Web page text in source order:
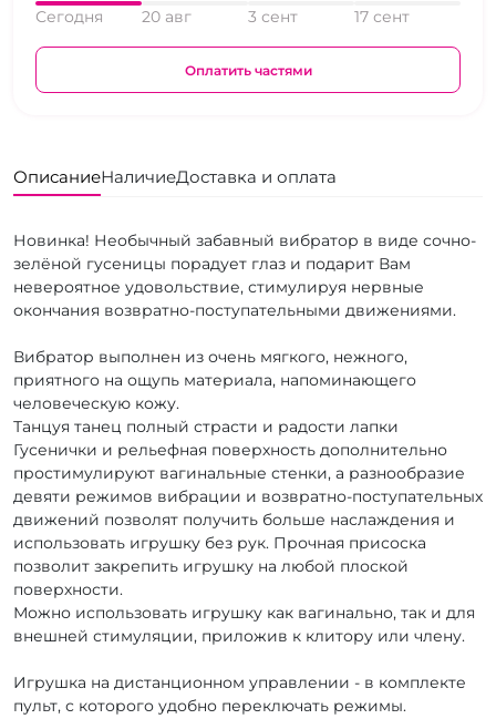
Сегодня 20 авг 3 сент 17 сент
Оплатить частями
ОписаниеНаличиеДоставка и оплата
Новинка! Необычный забавный вибратор в виде сочно-
зелёной гусеницы порадует глаз и подарит Вам
невероятное удовольствие, стимулируя нервные
окончания возвратно-поступательными движениями.
Вибратор выполнен из очень мягкого, нежного,
приятного на ощупь материала, напоминающего
человеческую кожу.
Танцуя танец полный страсти и радости лапки
Гусенички и рельефная поверхность дополнительно
простимулируют вагинальные стенки, а разнообразие
девяти режимов вибрации и возвратно-поступательных
движений позволят получить больше наслаждения и
использовать игрушку без рук. Прочная присоска
позволит закрепить игрушку на любой плоской
поверхности.
Можно использовать игрушку как вагинально, так и для
внешней стимуляции, приложив к клитору или члену.
Игрушка на дистанционном управлении - в комплекте
пульт, с которого удобно переключать режимы.